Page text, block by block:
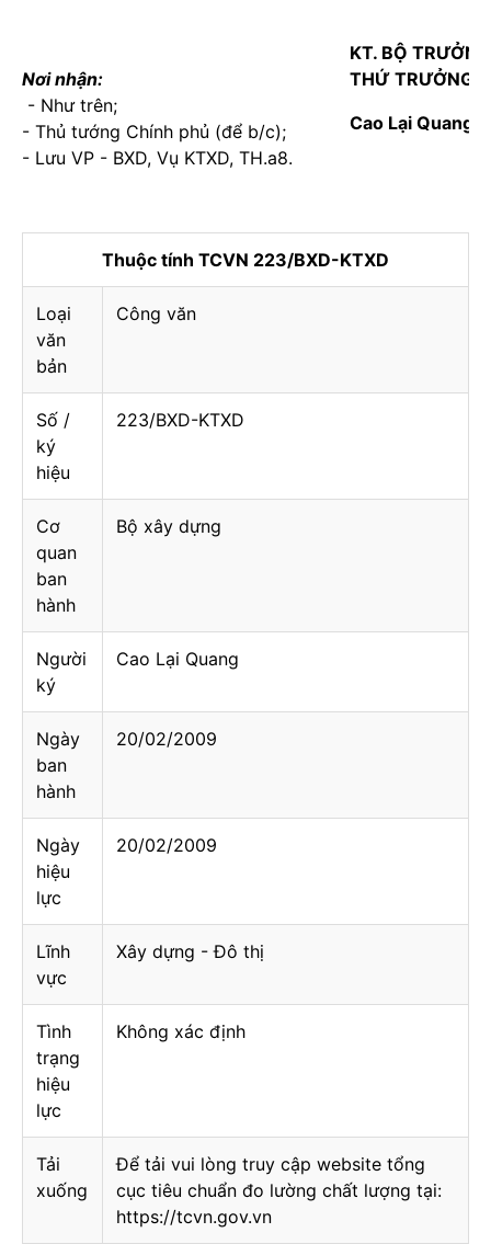
Nơi nhận:
- Như trên;
- Thủ tướng Chính phủ (để b/c);
- Lưu VP - BXD, Vụ KTXD, TH.a8.
KT. BỘ TRƯỞNG
THỨ TRƯỞNG
Cao Lại Quang
Thuộc tính TCVN 223/BXD-KTXD
Loại
văn
bản
Công văn
Số /
ký
hiệu
223/BXD-KTXD
Cơ
quan
ban
hành
Bộ xây dựng
Người
ký
Cao Lại Quang
Ngày
ban
hành
20/02/2009
Ngày
hiệu
lực
20/02/2009
Lĩnh
vực
Xây dựng - Đô thị
Tình
trạng
hiệu
lực
Không xác định
Tải
xuống
Để tải vui lòng truy cập website tổng
cục tiêu chuẩn đo lường chất lượng tại:
https://tcvn.gov.vn